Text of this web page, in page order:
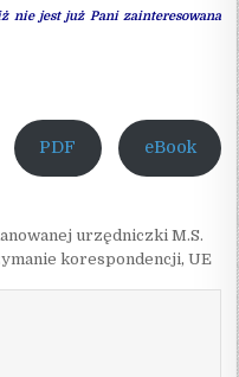
nie jest już Pani zainteresowana
PDF eBook
urzędniczki M.S.
korespondencji, UE